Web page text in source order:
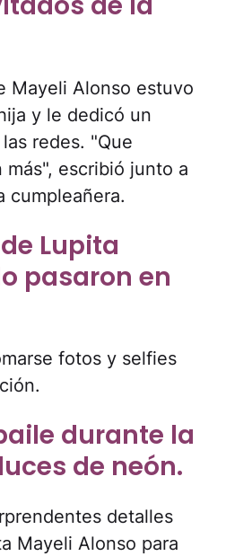
Mayeli Alonso estuvo
y le dedicó un
redes. "Que
escribió junto a
cumpleañera.
Lupita
pasaron en
fotos y selfies
durante la
de neón.
detalles
Mayeli Alonso para